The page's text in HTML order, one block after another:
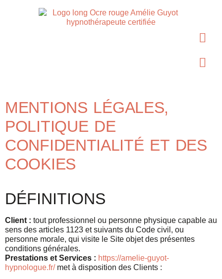
MENTIONS LÉGALES,
POLITIQUE DE
CONFIDENTIALITÉ ET DES
COOKIES
DÉFINITIONS
Client : tout professionnel ou personne physique capable au
sens des articles 1123 et suivants du Code civil, ou
personne morale, qui visite le Site objet des présentes
conditions générales.
Prestations et Services : https://amelie-guyot-
hypnologue.fr/met à disposition des Clients :